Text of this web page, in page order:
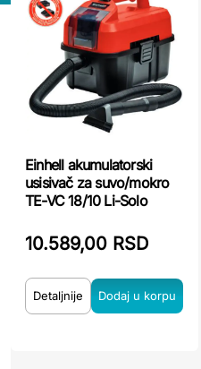
Einhell akumulatorski
usisivač za suvo/mokro
TE-VC 18/10 Li-Solo
10.589,00 RSD
Detaljnije